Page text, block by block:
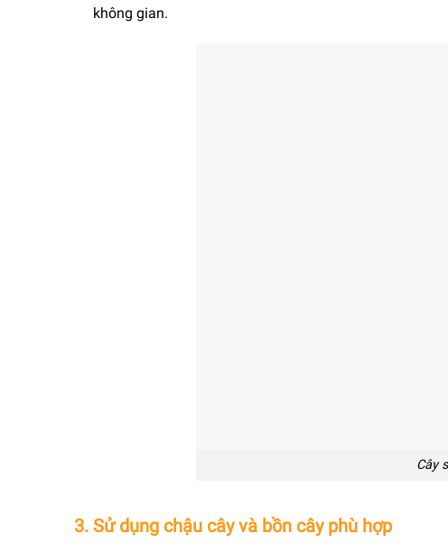
không gian.
Cây
3. Sử dụng chậu cây và bồn cây phù hợp